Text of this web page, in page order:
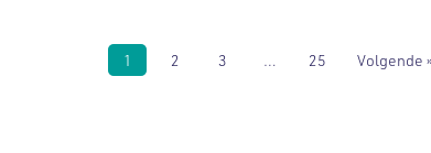
1 2 3 … 25 Volgende »